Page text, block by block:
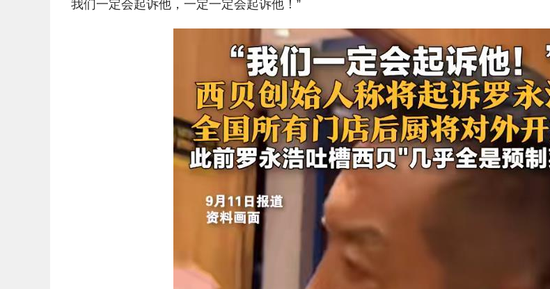
我们一定会起诉他，一定一定会起诉他！”